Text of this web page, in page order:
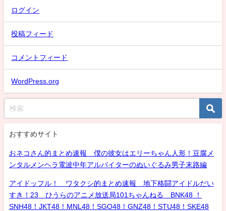
ログイン
投稿フィード
コメントフィード
WordPress.org
おすすめサイト
おネコさん的まとめ速報 僕の彼女はエリーちゃん人形！豆腐メ
ンタルメンヘラ電波中年アルバイターのぬいぐるみ男子末路編
アイドッフル！ ワタクシ的まとめ速報 地下格闘アイドルだい
すき！23 ひうらのアニメ放送局101ちゃんねる BNK48 ！
SNH48！JKT48！MNL48！SGO48！GNZ48！STU48！SKE48